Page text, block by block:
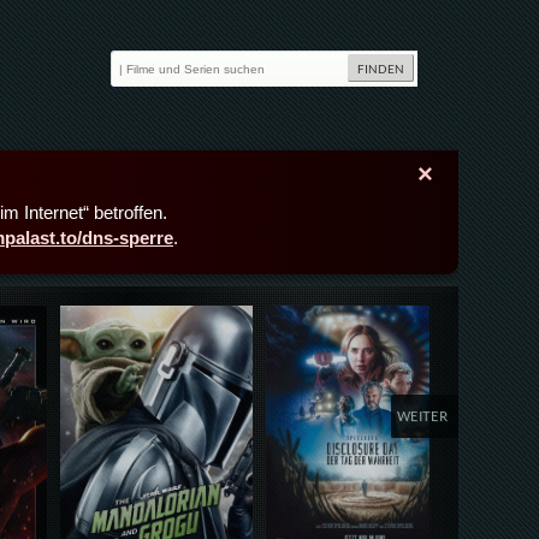
×
Internet“ betroffen.
dns-sperre.
Details,Play Details,Play
WEITER